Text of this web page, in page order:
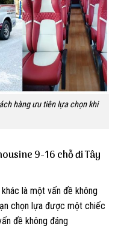
hàng ưu tiên lựa chọn khi
9-16 chỗ đi Tây
là một vấn đề không
chọn lựa được một chiếc
đề không đáng